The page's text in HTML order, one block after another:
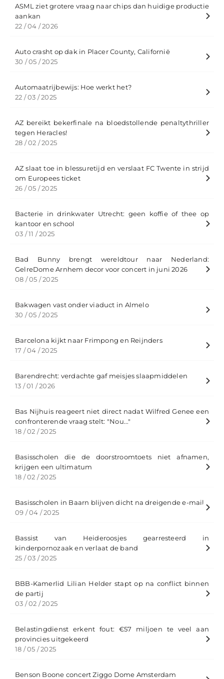
ASML ziet grotere vraag naar chips dan huidige productie
aankan
22 / 04 / 2026
Auto crasht op dak in Placer County, Californië
30 / 05 / 2025
Automaatrijbewijs: Hoe werkt het?
22 / 03 / 2025
AZ bereikt bekerfinale na bloedstollende penaltythriller
tegen Heracles!
28 / 02 / 2025
AZ slaat toe in blessuretijd en verslaat FC Twente in strijd
om Europees ticket
26 / 05 / 2025
Bacterie in drinkwater Utrecht: geen koffie of thee op
kantoor en school
03 / 11 / 2025
Bad Bunny brengt wereldtour naar Nederland:
GelreDome Arnhem decor voor concert in juni 2026
08 / 05 / 2025
Bakwagen vast onder viaduct in Almelo
30 / 05 / 2025
Barcelona kijkt naar Frimpong en Reijnders
17 / 04 / 2025
Barendrecht: verdachte gaf meisjes slaapmiddelen
13 / 01 / 2026
Bas Nijhuis reageert niet direct nadat Wilfred Genee een
confronterende vraag stelt: "Nou..."
18 / 02 / 2025
Basisscholen die de doorstroomtoets niet afnamen,
krijgen een ultimatum
18 / 02 / 2025
Basisscholen in Baarn blijven dicht na dreigende e-mail
09 / 04 / 2025
Bassist van Heideroosjes gearresteerd in
kinderpornozaak en verlaat de band
25 / 03 / 2025
BBB-Kamerlid Lilian Helder stapt op na conflict binnen
de partij
03 / 02 / 2025
Belastingdienst erkent fout: €57 miljoen te veel aan
provincies uitgekeerd
18 / 05 / 2025
Benson Boone concert Ziggo Dome Amsterdam